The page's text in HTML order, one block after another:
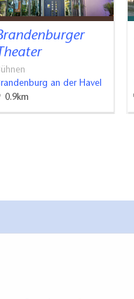
an der Havel
0.9km